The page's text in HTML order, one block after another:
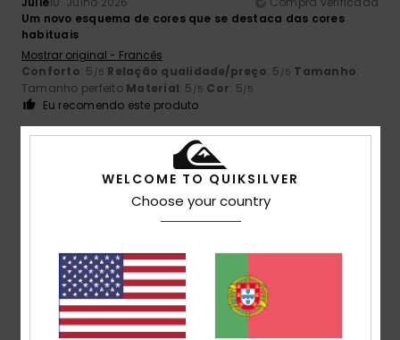
Um novo esquema de cores que se destaca das cores
habituais
Mostrar original - Francês
Conforto: 5 /5 Relação qualidade/preço: 5 /5 Tamanho:
Tamanho perfeito Material: 5 /5 Cor: 5/5
Eu recomendo este produto
5/5
Desenho original e algodão de qualidade
Mostrar original - Francês
Conforto: 5/5 Relação qualidade/preço: 5
Tamanho perfeitoMaterial: 5 : 5/5
Eu recomendo este produto
WELCOME TO QUIKSILVER
Choose your country